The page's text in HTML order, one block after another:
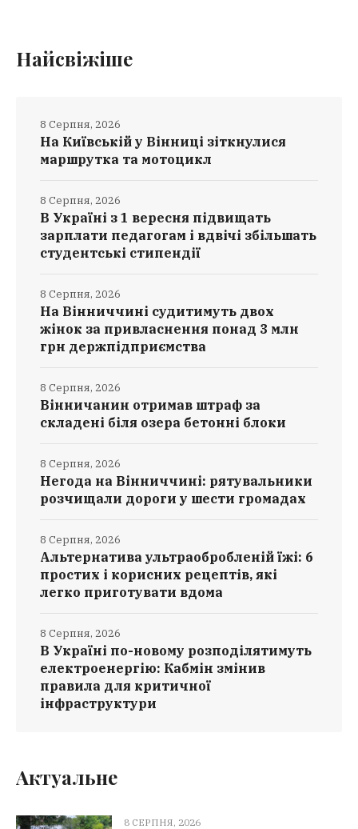
Найсвіжіше
На Київській у Вінниці зіткнулися
маршрутка та мотоцикл
8 Серпня, 2026
В Україні з 1 вересня підвищать
зарплати педагогам і вдвічі збільшать
студентські стипендії
8 Серпня, 2026
На Вінниччині судитимуть двох
жінок за привласнення понад 3 млн
грн держпідприємства
8 Серпня, 2026
Вінничанин отримав штраф за
складені біля озера бетонні блоки
8 Серпня, 2026
Негода на Вінниччині: рятувальники
розчищали дороги у шести громадах
8 Серпня, 2026
Альтернатива ультраобробленій їжі: 6
простих і корисних рецептів, які
легко приготувати вдома
8 Серпня, 2026
В Україні по-новому розподілятимуть
електроенергію: Кабмін змінив
правила для критичної
інфраструктури
8 Серпня, 2026
Актуальне
8 СЕРПНЯ, 2026